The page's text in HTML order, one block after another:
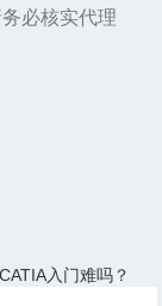
必核实代理
入门难吗？